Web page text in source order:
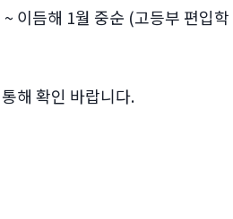
이듬해 1월 중순 (고등부 편입학
해 확인 바랍니다.